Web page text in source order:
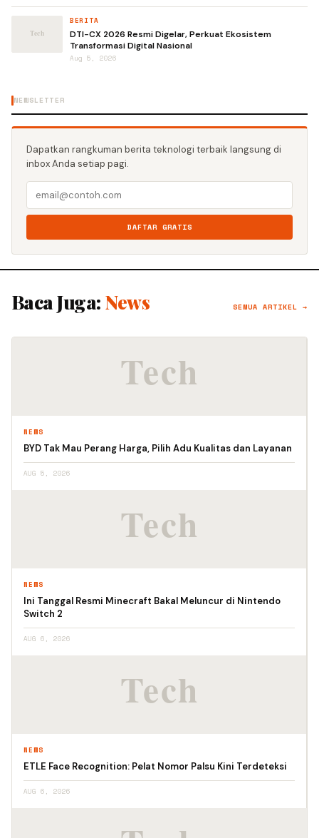
BERITA
DTI-CX 2026 Resmi Digelar, Perkuat Ekosistem
Transformasi Digital Nasional
Aug 5, 2026
NEWSLETTER
Dapatkan rangkuman berita teknologi terbaik langsung di
inbox Anda setiap pagi.
DAFTAR GRATIS
Baca Juga: News SEMUA ARTIKEL →
NEWS
BYD Tak Mau Perang Harga, Pilih Adu Kualitas dan Layanan
AUG 5, 2026
NEWS
Ini Tanggal Resmi Minecraft Bakal Meluncur di Nintendo
Switch 2
AUG 6, 2026
NEWS
ETLE Face Recognition: Pelat Nomor Palsu Kini Terdeteksi
AUG 6, 2026